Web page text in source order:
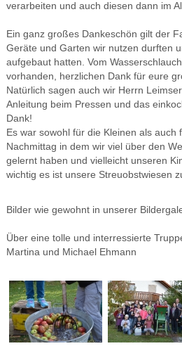
verarbeiten und auch diesen dann im
Ein ganz großes Dankeschön gilt der
Geräte und Garten wir nutzen durften
aufgebaut hatten. Vom
vorhanden, herzlichen Dank für eure
Natürlich sagen auch wir Herrn
Anleitung beim Pressen und das
Dank!
Es war sowohl für die Kleinen als
Nachmittag in dem wir viel über den
gelernt haben und vielleicht unseren
wichtig es ist unsere Streuobstwiesen
Bilder wie gewohnt in unserer
Über eine tolle und interressierte
Martina und Michael Ehmann